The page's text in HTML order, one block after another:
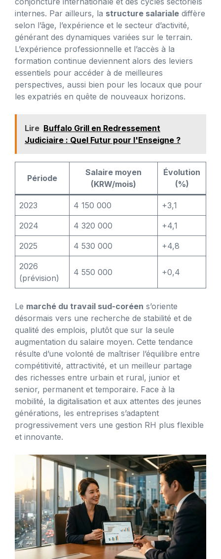
internes. Par ailleurs, la structure salariale diffère
selon l’âge, l’expérience et le secteur d’activité,
générant des dynamiques variées sur le terrain.
L’expérience professionnelle et l’accès à la
formation continue deviennent alors des leviers
essentiels pour accéder à de meilleures
perspectives, aussi bien pour les locaux que pour
les expatriés en quête de nouveaux horizons.
Lire Buffalo Grill en Redressement
Judiciaire : Quel Futur pour l'Enseigne ?
Période
Salaire moyen
(KRW/mois)
Évolution
(%)
2023 4 150 000 +3,1
2024 4 320 000 +4,1
2025 4 530 000 +4,8
2026
(prévision)
4 550 000 +0,4
Le marché du travail sud-coréen s’oriente
désormais vers une recherche de stabilité et de
qualité des emplois, plutôt que sur la seule
augmentation du salaire moyen. Cette tendance
résulte d’une volonté de maîtriser l’équilibre entre
compétitivité, attractivité, et un meilleur partage
des richesses entre urbain et rural, junior et
senior, permanent et temporaire. Face à la
mobilité, la digitalisation et aux attentes des jeunes
générations, les entreprises s’adaptent
progressivement vers une gestion RH plus flexible
et innovante.